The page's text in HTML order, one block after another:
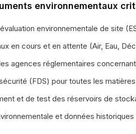
environnementaux
environnementale de site
en cours et en attente (Air, Eau,
agences réglementaires
(FDS) pour toutes les
et de test des réservoirs de
et données historiques